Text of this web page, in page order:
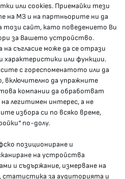
Неделя“ №5
или cookies. Приемайки тези
на МЗ и на партньорите ни да
този сайт, като поведението Ви
за Вашето устройство.
съгласие може да се отрази
характеристики или функции.
с гореспоменатото или да
включително да упражните
компании да обработват
легитимен интерес, а не
избора си по всяко време,
по-долу.
позициониране и
на устройства
и съдържание, измерване на
статистика за аудиторията и